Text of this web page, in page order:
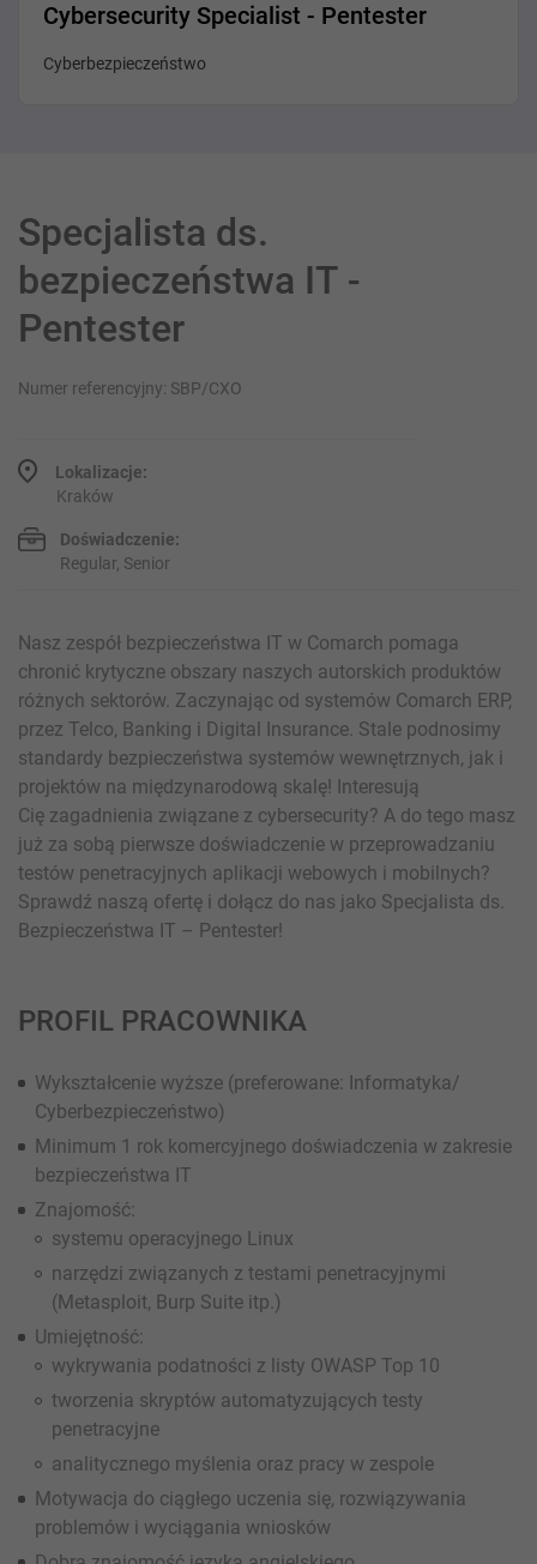
Cybersecurity Specialist - Pentester
Cyberbezpieczeństwo
Specjalista ds.
bezpieczeństwa IT -
Pentester
Numer referencyjny: SBP/CXO
Lokalizacje:
Kraków
Doświadczenie:
Regular, Senior
Nasz zespół bezpieczeństwa IT w Comarch pomaga
chronić krytyczne obszary naszych autorskich produktów
różnych sektorów. Zaczynając od systemów Comarch ERP,
przez Telco, Banking i Digital Insurance. Stale podnosimy
standardy bezpieczeństwa systemów wewnętrznych, jak i
projektów na międzynarodową skalę! Interesują
Cię zagadnienia związane z cybersecurity? A do tego masz
już za sobą pierwsze doświadczenie w przeprowadzaniu
testów penetracyjnych aplikacji webowych i mobilnych?
Sprawdź naszą ofertę i dołącz do nas jako Specjalista ds.
Bezpieczeństwa IT – Pentester!
PROFIL PRACOWNIKA
Wykształcenie wyższe (preferowane: Informatyka/
Cyberbezpieczeństwo)
Minimum 1 rok komercyjnego doświadczenia w zakresie
bezpieczeństwa IT
Znajomość:
systemu operacyjnego Linux
narzędzi związanych z testami penetracyjnymi
(Metasploit, Burp Suite itp.)
Umiejętność:
wykrywania podatności z listy OWASP Top 10
tworzenia skryptów automatyzujących testy
penetracyjne
analitycznego myślenia oraz pracy w zespole
Motywacja do ciągłego uczenia się, rozwiązywania
problemów i wyciągania wniosków